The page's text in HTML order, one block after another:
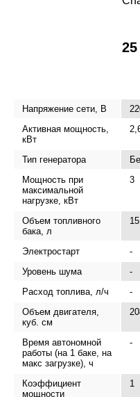
Напряжение сети, В
Активная мощность,
кВт
Тип генератора
Мощность при
максимальной
нагрузке, кВт
3
Объем топливного
бака, л
15
Электростарт -
Уровень шума
-
Расход топлива, л/ч
-
Объем двигателя,
куб. см
Время автономной
работы (на 1 баке, на
макс загрузке), ч
-
Коэффициент
мощности
1